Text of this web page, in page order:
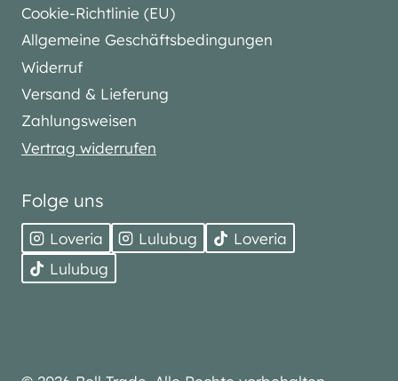
Cookie-Richtlinie (EU)
Allgemeine Geschäftsbedingungen
Widerruf
Versand & Lieferung
Zahlungsweisen
Vertrag widerrufen
Folge uns
Loveria Lulubug
Loveria
Lulubug